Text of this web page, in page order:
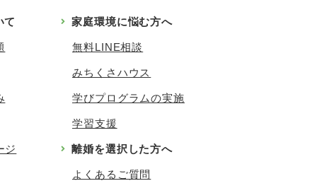
て
ジ
家庭環境に悩む方へ
無料LINE相談
みちくさハウス
学びプログラムの実施
学習支援
離婚を選択した方へ
よくあるご質問